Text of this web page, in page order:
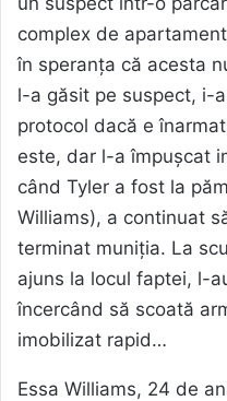
complex de
în speranța că acesta
l-a găsit pe suspect, i-
protocol dacă e
este, dar l-a împușcat
când Tyler a fost la
Williams), a continuat
terminat muniția. La
ajuns la locul faptei, l-
încercând să scoată
imobilizat rapid…
Essa Williams, 24 de